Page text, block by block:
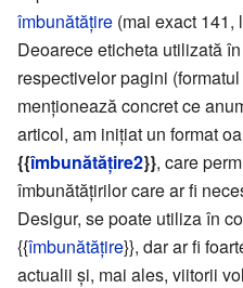
îmbunătățire (mai exact 141,
Deoarece eticheta utilizată
respectivelor pagini
menționează concret ce
articol, am inițiat un format
{{îmbunătățire2}}, care
îmbunătățirilor care ar fi
Desigur, se poate utiliza în
{{îmbunătățire}}, dar ar fi
actualii și, mai ales, viitorii